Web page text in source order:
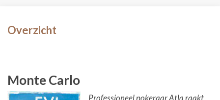
Overzicht
Monte Carlo
Professioneel pokeraar Atla raakt